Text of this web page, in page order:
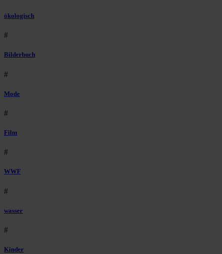
ökologisch
#
Bilderbuch
#
Mode
#
Film
#
WWF
#
wasser
#
Kinder